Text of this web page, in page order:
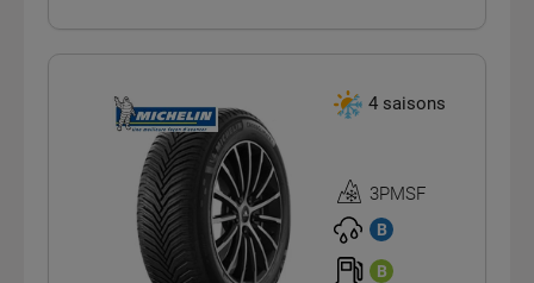
4 saisons
Homologation
3PMSF
3PMSF
B
B